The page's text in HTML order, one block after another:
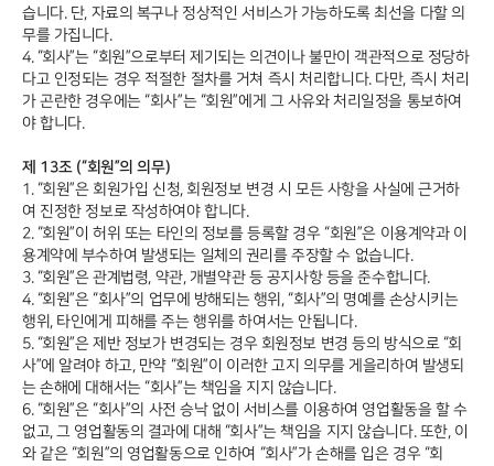
습니다. 단, 자료의 복구나 정상적인 서비스가 가능하도록 최선을 다할 의
무를 가집니다.
4. “회사”는 “회원”으로부터 제기되는 의견이나 불만이 객관적으로 정당하
다고 인정되는 경우 적절한 절차를 거쳐 즉시 처리합니다. 다만, 즉시 처리
가 곤란한 경우에는 “회사”는 “회원”에게 그 사유와 처리일정을 통보하여
야 합니다.
제 13조 (“회원”의 의무)
1. “회원”은 회원가입 신청, 회원정보 변경 시 모든 사항을 사실에 근거하
여 진정한 정보로 작성하여야 합니다.
2. “회원”이 허위 또는 타인의 정보를 등록할 경우 “회원”은 이용계약과 이
용계약에 부수하여 발생되는 일체의 권리를 주장할 수 없습니다.
3. “회원”은 관계법령, 약관, 개별약관 등 공지사항 등을 준수합니다.
4. “회원”은 “회사”의 업무에 방해되는 행위, “회사”의 명예를 손상시키는
행위, 타인에게 피해를 주는 행위를 하여서는 안됩니다.
5. “회원”은 제반 정보가 변경되는 경우 회원정보 변경 등의 방식으로 “회
사”에 알려야 하고, 만약 “회원”이 이러한 고지 의무를 게을리하여 발생되
는 손해에 대해서는 “회사”는 책임을 지지 않습니다.
6. “회원”은 “회사”의 사전 승낙 없이 서비스를 이용하여 영업활동을 할 수
없고, 그 영업활동의 결과에 대해 “회사”는 책임을 지지 않습니다. 또한, 이
와 같은 “회원”의 영업활동으로 인하여 “회사”가 손해를 입은 경우 “회